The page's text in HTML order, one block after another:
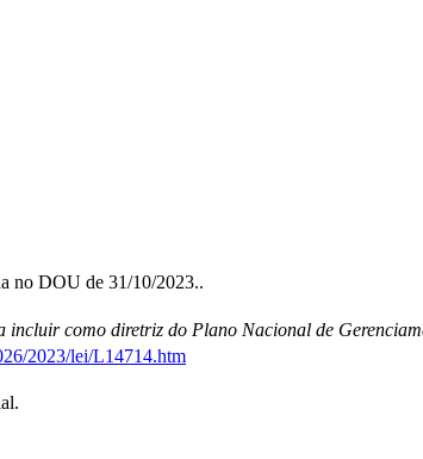
no DOU de 31/10/2023..
incluir como diretriz do Plano Nacional de
2023/lei/L14714.htm